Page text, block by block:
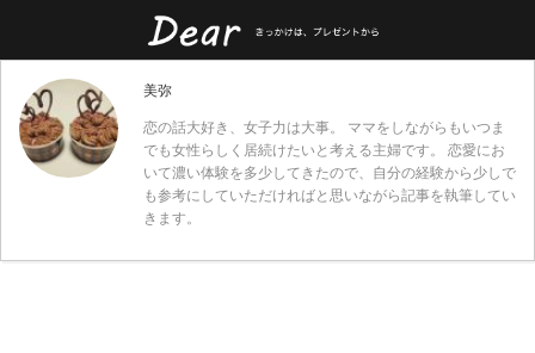
美弥
恋の話大好き、女子力は大事。 ママをしながらもいつま
でも女性らしく居続けたいと考える主婦です。 恋愛にお
いて濃い体験を多少してきたので、自分の経験から少しで
も参考にしていただければと思いながら記事を執筆してい
きます。